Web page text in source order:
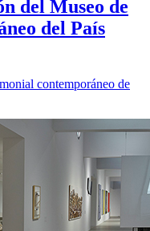
del Museo de
del País
contemporáneo de